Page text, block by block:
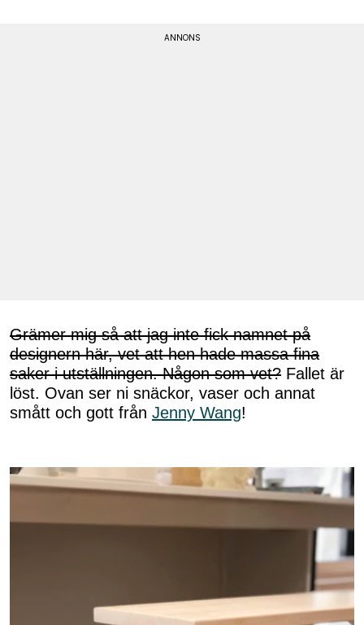
Grämer mig så att jag inte fick namnet på
designern här, vet att hen hade massa fina
saker i utställningen. Någon som vet? Fallet är
löst. Ovan ser ni snäckor, vaser och annat
smått och gott från Jenny Wang!